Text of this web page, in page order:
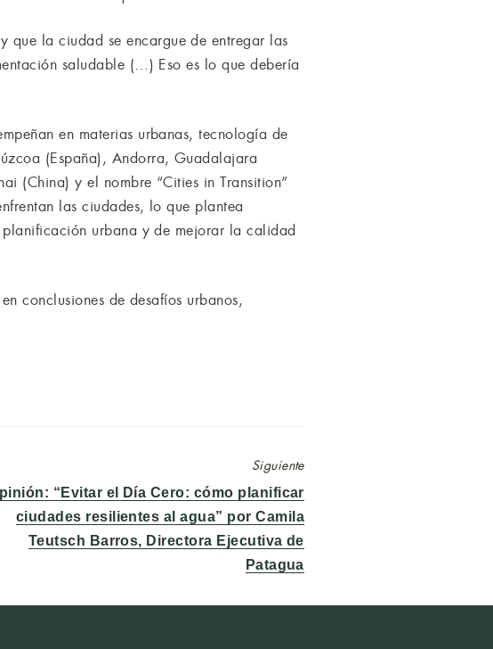
que la ciudad se encargue de entregar las
saludable (…) Eso es lo que debería
en materias urbanas, tecnología de
(España), Andorra, Guadalajara
(China) y el nombre “Cities in Transition”
las ciudades, lo que plantea
urbana y de mejorar la calidad
conclusiones de desafíos urbanos,
Siguiente
“Evitar el Día Cero: cómo planificar
ciudades resilientes al agua” por Camila
Teutsch Barros, Directora Ejecutiva de
Patagua